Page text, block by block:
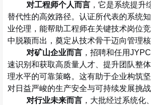
对工程师个人而言，它是系统提升
替代性的高效路径。认证所代表的系统
业伦理，能帮助工程师在关键技术岗位
中脱颖而出，奠定从技术骨干迈向管理核
对矿山企业而言，招聘和任用JYPC
速识别和获取高质量人才、提升团队整
理水平的可靠策略。这有助于企业构筑
对日益严峻的生产安全与可持续发展挑战
对行业未来而言，大批经过系统化